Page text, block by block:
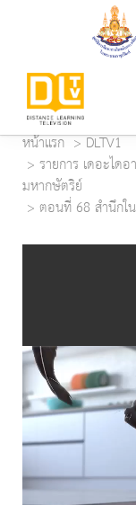
หน้าแรก
DLTV1
รายการ เดอะได
มหากษัตริย์
ตอนที่ 68 สำนึก